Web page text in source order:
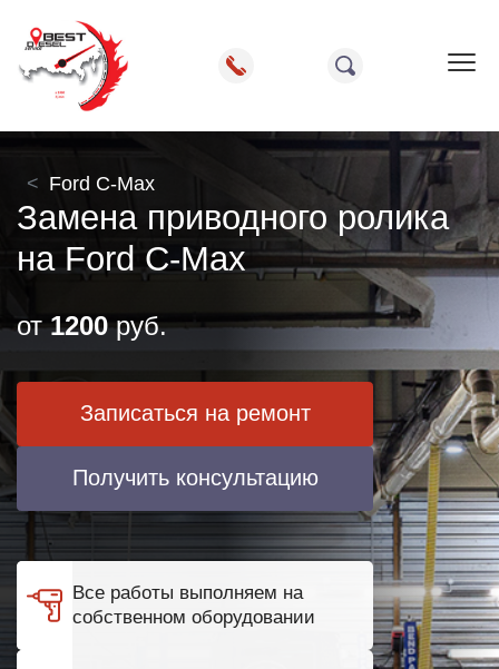
Ford C-Max
Замена приводного ролика
на Ford C-Max
от1200руб.
Записаться на ремонт
Получить консультацию
Все работы выполняем на
собственном оборудовании